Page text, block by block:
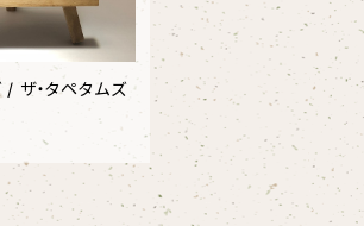
ザ・タペタムズ